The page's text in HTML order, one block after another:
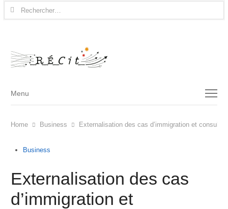
Rechercher :
Menu
Menu
Home Business Externalisation des cas d’immigration et
Business
Externalisation des cas
d’immigration et